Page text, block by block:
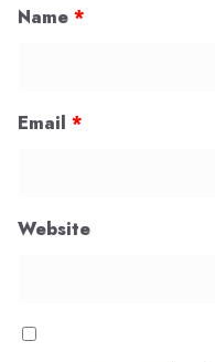
Name *
Email *
Website